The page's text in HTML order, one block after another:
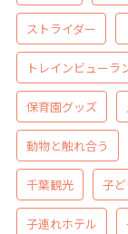
ストライダー
トレインビューラ
保育園グッズ
動物と触れ合う
千葉観光 子
子連れホテル